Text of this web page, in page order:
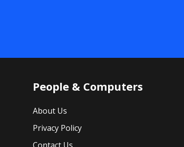
People & Computers
About Us
Privacy Policy